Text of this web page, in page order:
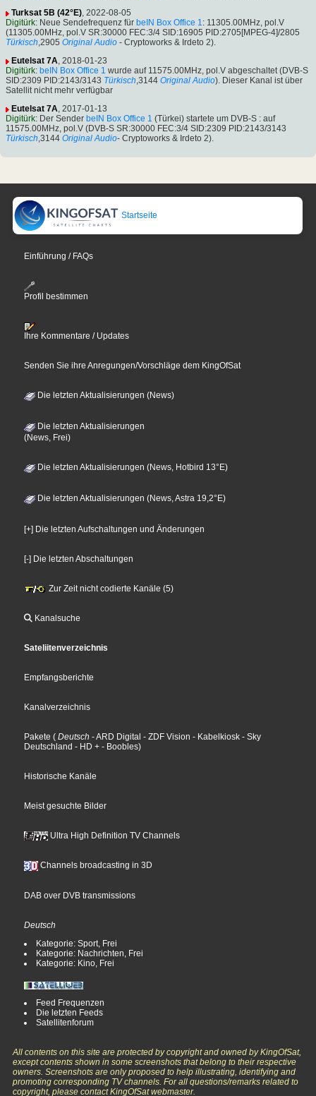
Turksat 5B (42°E), 2022-08-05
Digitürk: Neue Sendefrequenz für beIN Box Office 1: 11305.00MHz, pol.V
(11305.00MHz, pol.V SR:30000 FEC:3/4 SID:16905 PID:2705[MPEG-4]/2805
Türkisch,2905 Original Audio - Cryptoworks & Irdeto 2).
Eutelsat 7A, 2018-01-23
Digitürk: beIN Box Office 1 wurde auf 11575.00MHz, pol.V abgeschaltet (DVB-S
SID:2309 PID:2143/3143 Türkisch,3144 Original Audio). Dieser Kanal ist über
Satellit nicht mehr verfügbar
Eutelsat 7A, 2017-01-13
Digitürk: Der Sender beIN Box Office 1 (Türkei) startete um DVB-S : auf
11575.00MHz, pol.V (DVB-S SR:30000 FEC:3/4 SID:2309 PID:2143/3143
Türkisch,3144 Original Audio- Cryptoworks & Irdeto 2).
Startseite
Einführung / FAQs
Profil bestimmen
Ihre Kommentare / Updates
Senden Sie ihre Anregungen/Vorschläge dem KingOfSat
Die letzten Aktualisierungen (News)
Die letzten Aktualisierungen
(News, Frei)
Die letzten Aktualisierungen (News, Hotbird 13°E)
Die letzten Aktualisierungen (News, Astra 19,2°E)
[+] Die letzten Aufschaltungen und Änderungen
[-] Die letzten Abschaltungen
Zur Zeit nicht codierte Kanäle (5)
Kanalsuche
Sateliitenverzeichnis
Empfangsberichte
Kanalverzeichnis
Pakete ( Deutsch - ARD Digital - ZDF Vision - Kabelkiosk - Sky
Deutschland - HD + - Boobles)
Historische Kanäle
Meist gesuchte Bilder
Ultra High Definition TV Channels
Channels broadcasting in 3D
DAB over DVB transmissions
Deutsch
Kategorie: Sport, Frei
Kategorie: Nachrichten, Frei
Kategorie: Kino, Frei
Feed Frequenzen
Die letzten Feeds
Satellitenforum
All contents on this site are protected by copyright and owned by KingOfSat,
except contents shown in some screenshots that belong to their respective
owners. Screenshots are only proposed to help illustrating, identifying and
promoting corresponding TV channels. For all questions/remarks related to
copyright, please contact KingOfSat webmaster.